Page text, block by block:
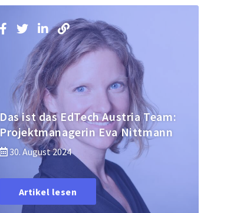
Das ist das EdTech Austria Team:
Projektmanagerin Eva Nittmann
30. August 2024
Artikel lesen